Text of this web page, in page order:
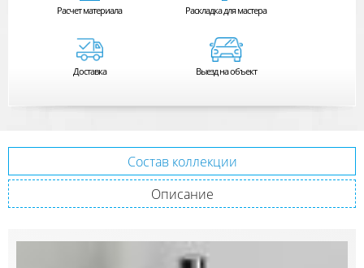
Расчетматериала Раскладка для мастера
Доставка Выезд на объект
Состав коллекции
Описание